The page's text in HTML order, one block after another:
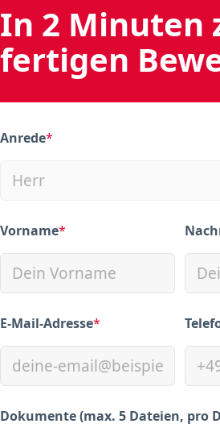
In 2 Minuten
fertigen
Anrede*
(required)
Vorname*
(required)
E-Mail-Adresse*
(required)
Dokumente (max. 5 Dateien, pro
(required)